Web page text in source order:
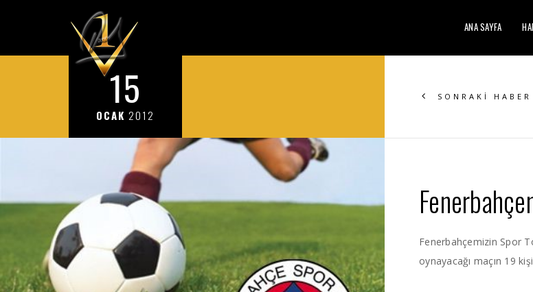
ANA SAYFA
15
OCAK 2012
SONRAKİ HABER
Fenerbahçemizin Spor
oynayacağı maçın 19